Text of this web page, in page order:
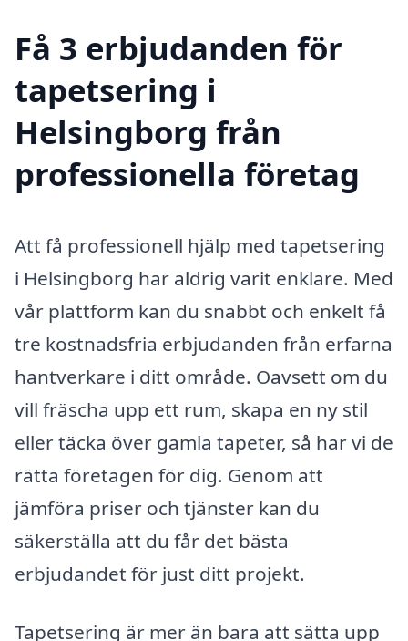
Få 3 erbjudanden för
tapetsering i
Helsingborg från
professionella företag
Att få professionell hjälp med tapetsering
i Helsingborg har aldrig varit enklare. Med
vår plattform kan du snabbt och enkelt få
tre kostnadsfria erbjudanden från erfarna
hantverkare i ditt område. Oavsett om du
vill fräscha upp ett rum, skapa en ny stil
eller täcka över gamla tapeter, så har vi de
rätta företagen för dig. Genom att
jämföra priser och tjänster kan du
säkerställa att du får det bästa
erbjudandet för just ditt projekt.
Tapetsering är mer än bara att sätta upp